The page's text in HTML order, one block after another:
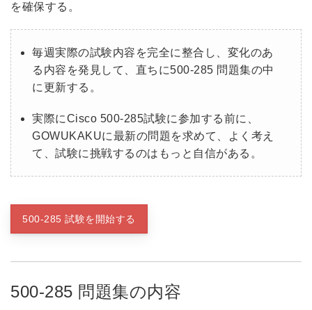
を確保する。
毎週実際の試験内容を完全に整合し、変化のあ
る内容を発見して、直ちに500-285 問題集の中
に更新する。
実際にCisco 500-285試験に参加する前に、
GOWUKAKUに最新の問題を求めて、よく考え
て、試験に挑戦するのはもっと自信がある。
500-285 試験を開始する
500-285 問題集の内容